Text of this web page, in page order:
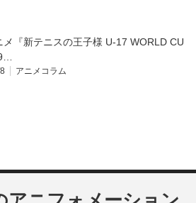
メ『新テニスの王子様 U-17 WORLD CU
アニメコラム